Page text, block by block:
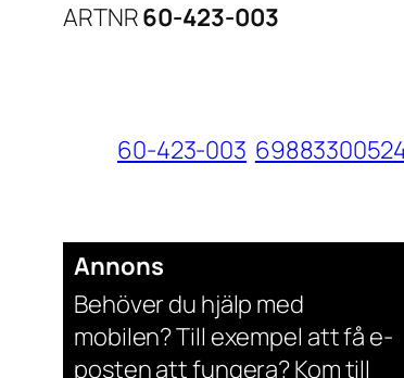
ARTNR60-423-003
60-423-003
Annons
Behöver du hjälp med
mobilen? Till exempel att få e-
posten att fungera? Kom till